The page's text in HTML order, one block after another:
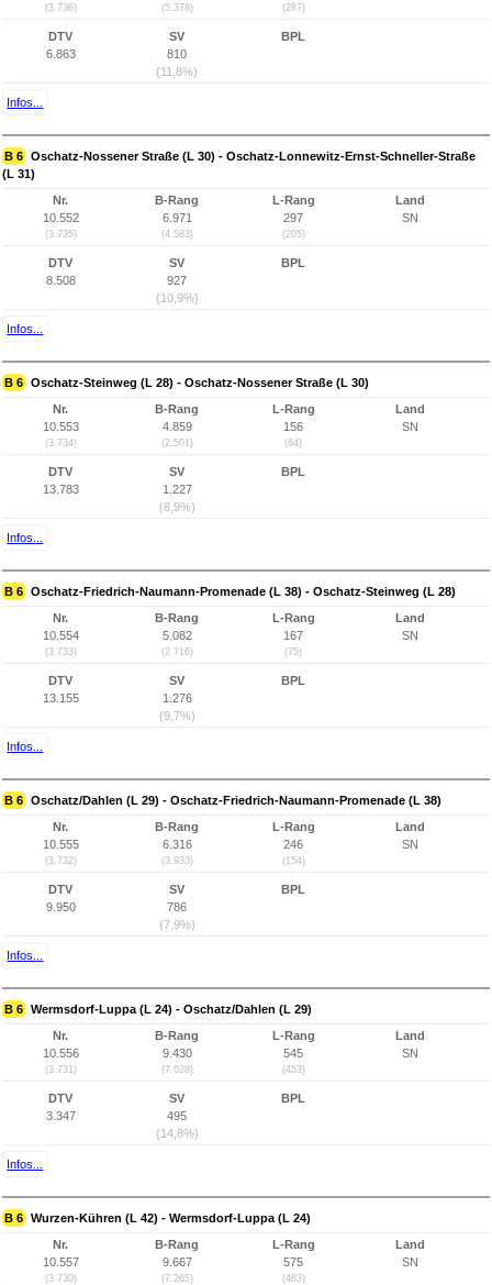
(3.736) (5.378) (287)
DTV
6.863
SV
810
(11,8%)
BPL
Infos...
B 6 Oschatz-Nossener Straße (L 30) - Oschatz-Lonnewitz-Ernst-Schneller-Straße
(L 31)
Nr.
10.552
(3.735)
B-Rang
6.971
(4.583)
L-Rang
297
(205)
Land
SN
DTV
8.508
SV
927
(10,9%)
BPL
Infos...
B 6 Oschatz-Steinweg (L 28) - Oschatz-Nossener Straße (L 30)
Nr.
10.553
(3.734)
B-Rang
4.859
(2.501)
L-Rang
156
(64)
Land
SN
DTV
13.783
SV
1.227
(8,9%)
BPL
Infos...
B 6 Oschatz-Friedrich-Naumann-Promenade (L 38) - Oschatz-Steinweg (L 28)
Nr.
10.554
(3.733)
B-Rang
5.082
(2.716)
L-Rang
167
(75)
Land
SN
DTV
13.155
SV
1.276
(9,7%)
BPL
Infos...
B 6 Oschatz/Dahlen (L 29) - Oschatz-Friedrich-Naumann-Promenade (L 38)
Nr.
10.555
(3.732)
B-Rang
6.316
(3.933)
L-Rang
246
(154)
Land
SN
DTV
9.950
SV
786
(7,9%)
BPL
Infos...
B 6 Wermsdorf-Luppa (L 24) - Oschatz/Dahlen (L 29)
Nr.
10.556
(3.731)
B-Rang
9.430
(7.028)
L-Rang
545
(453)
Land
SN
DTV
3.347
SV
495
(14,8%)
BPL
Infos...
B 6 Wurzen-Kühren (L 42) - Wermsdorf-Luppa (L 24)
Nr.
10.557
(3.730)
B-Rang
9.667
(7.265)
L-Rang
575
(483)
Land
SN